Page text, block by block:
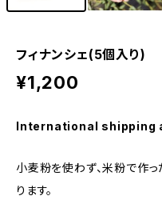
フィナンシェ(5個入り)
¥1,200
International shipping
小麦粉を使わず、米粉で作っ
ります。